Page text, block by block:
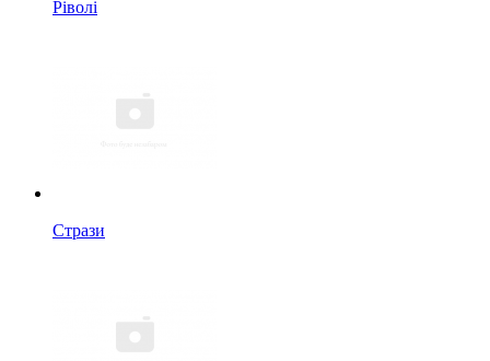
Ріволі
Стрази